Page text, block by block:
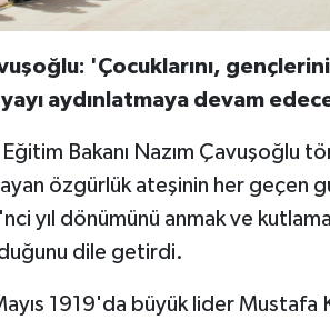
'Çocuklarını,
aydınlatmaya devam
Bakanı Nazım Çavuşoğlu
özgürlük ateşinin her geçen
yıl dönümünü anmak ve
dile getirdi.
1919'da büyük lider Mustafa